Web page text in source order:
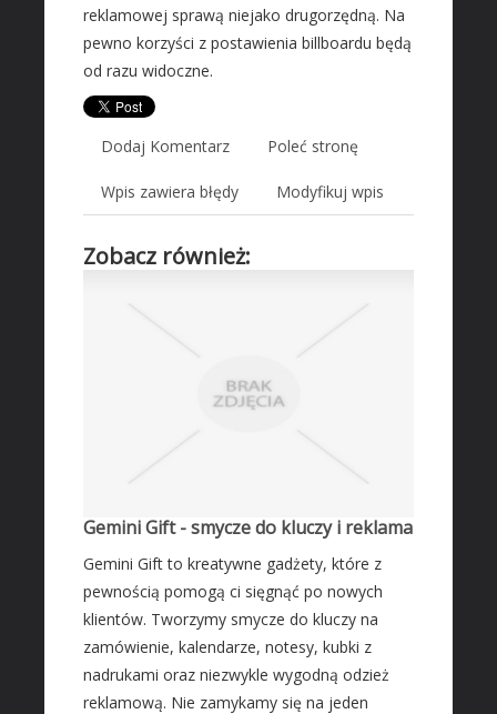
Chemia
Art. Spożywcze
Inne Sklepy
Narzędzia
Usługi Motoryzacyjne
Agencje Reklamowe
Materiały Reklamowe
Inne Agencje
AKTYWNOŚĆ FIZYCZNA
PRZEMYSŁ
reklamowej sprawą niejako drugorzędną. Na
pewno korzyści z postawienia billboardu będą
od razu widoczne.
Dodaj Komentarz Poleć stronę
Wpis zawiera błędy Modyfikuj wpis
Zobacz również:
Gemini Gift - smycze do kluczy i reklama
Gemini Gift to kreatywne gadżety, które z
pewnością pomogą ci sięgnąć po nowych
klientów. Tworzymy smycze do kluczy na
zamówienie, kalendarze, notesy, kubki z
nadrukami oraz niezwykle wygodną odzież
reklamową. Nie zamykamy się na jeden